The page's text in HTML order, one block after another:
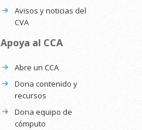
Avisos y noticias del
CVA
Apoya al CCA
Abre un CCA
Dona contenido y
recursos
Dona equipo de
cómputo